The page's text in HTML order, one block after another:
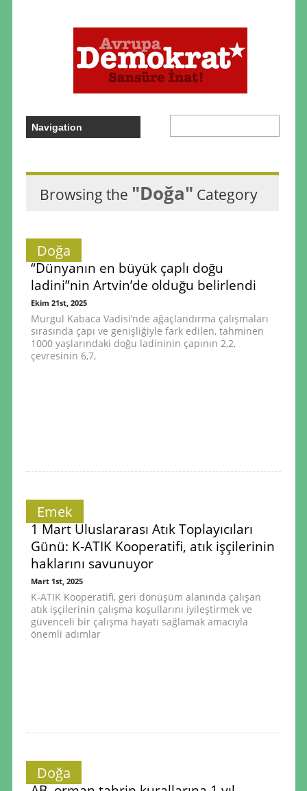
Browsing the "Doğa" Category
Doğa
“Dünyanın en büyük çaplı doğu
ladini”nin Artvin’de olduğu belirlendi
Ekim 21st, 2025
Murgul Kabaca Vadisi’nde ağaçlandırma çalışmaları
sırasında çapı ve genişliğiyle fark edilen, tahminen
1000 yaşlarındaki doğu ladininin çapının 2,2,
çevresinin 6,7,
Emek
1 Mart Uluslararası Atık Toplayıcıları
Günü: K-ATIK Kooperatifi, atık işçilerinin
haklarını savunuyor
Mart 1st, 2025
K-ATIK Kooperatifi, geri dönüşüm alanında çalışan
atık işçilerinin çalışma koşullarını iyileştirmek ve
güvenceli bir çalışma hayatı sağlamak amacıyla
önemli adımlar
Doğa